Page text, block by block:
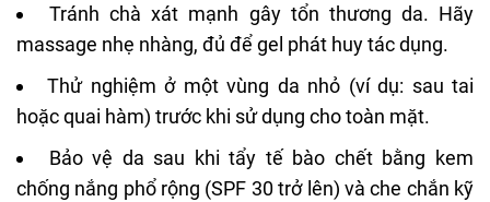
Tránh chà xát mạnh gây tổn thương da. Hãy
massage nhẹ nhàng, đủ để gel phát huy tác dụng.
Thử nghiệm ở một vùng da nhỏ (ví dụ: sau tai
hoặc quai hàm) trước khi sử dụng cho toàn mặt.
Bảo vệ da sau khi tẩy tế bào chết bằng kem
chống nắng phổ rộng (SPF 30 trở lên) và che chắn kỹ